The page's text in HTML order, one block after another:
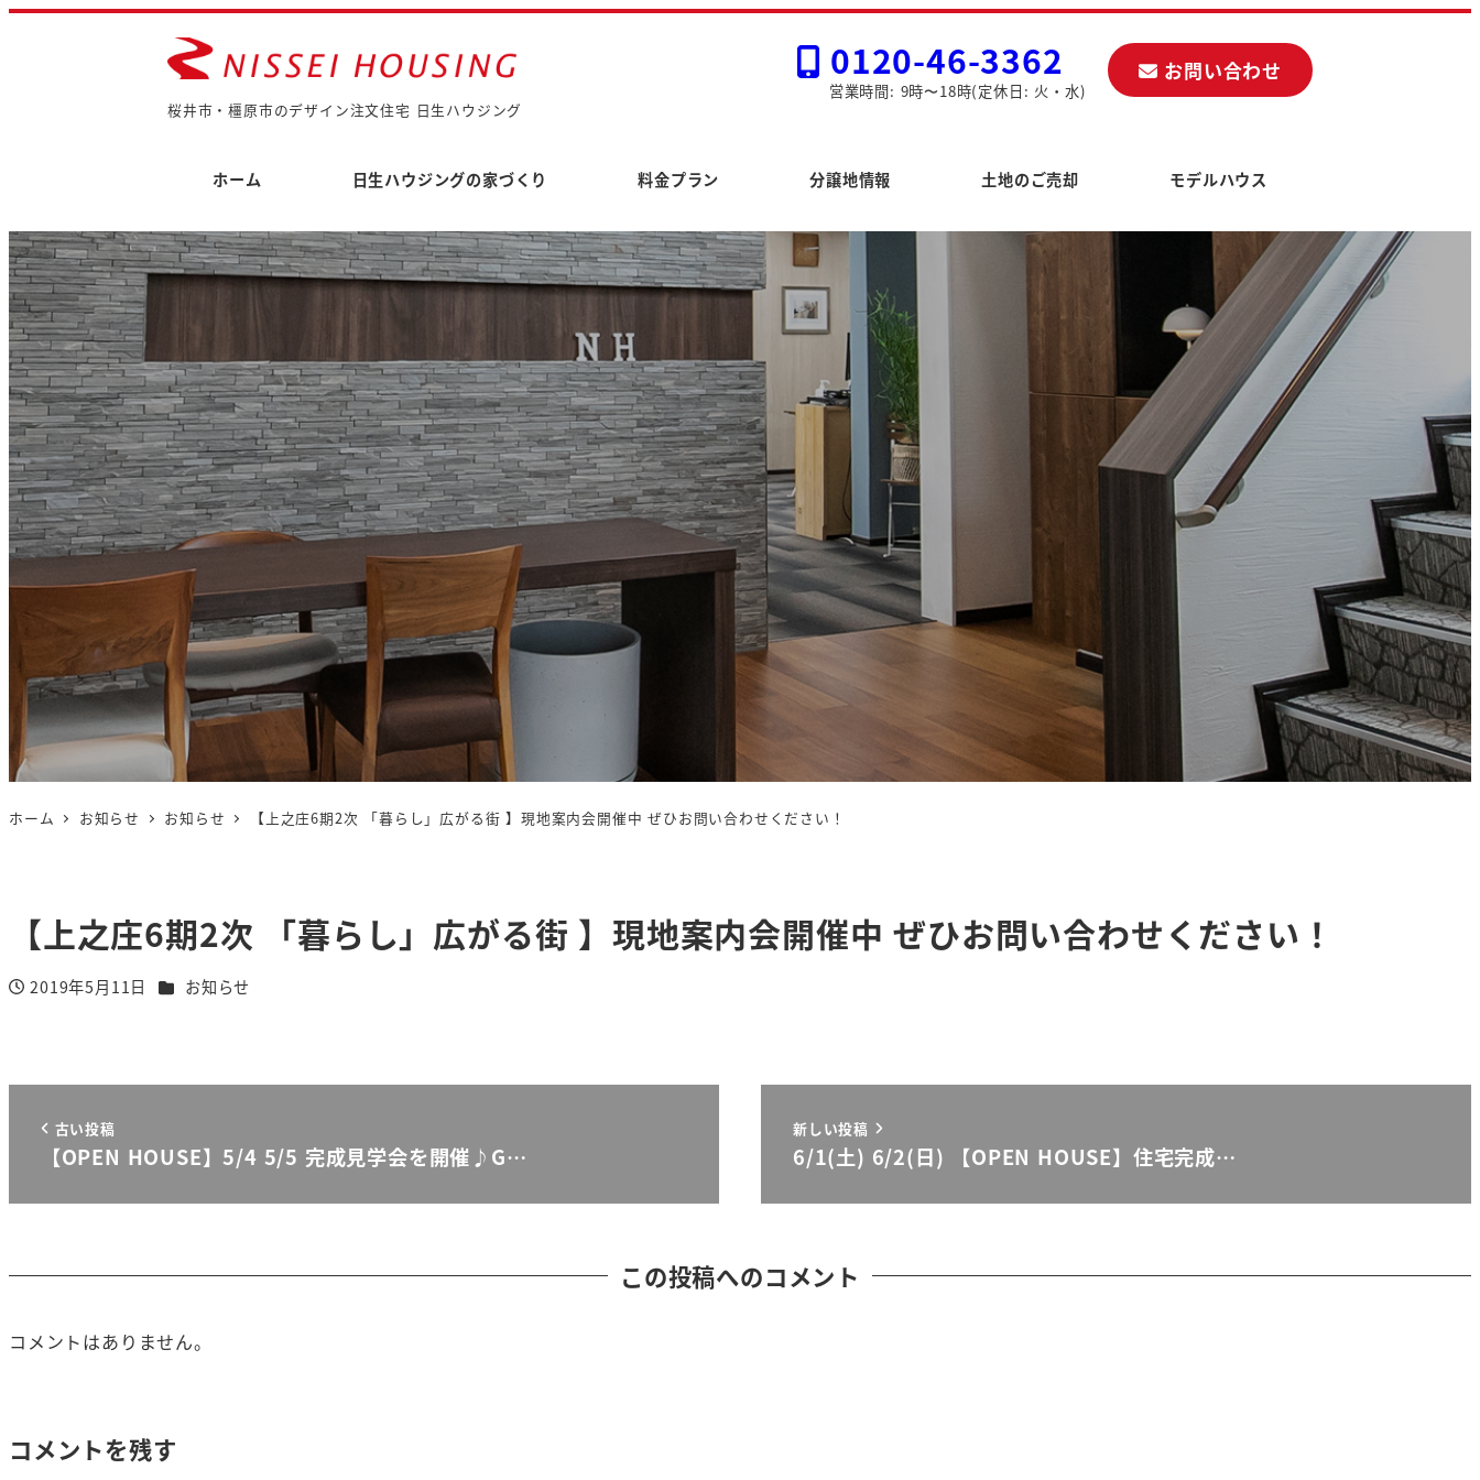
桜井市・橿原市のデザイン注文住宅 日生ハウジング
0120-46-3362
営業時間: 9時〜18時(定休日: 火・水)
お問い合わせ
ホーム 日生ハウジングの家づくり 料金プラン 分譲地情報 土地のご売却 モデルハウス
ホーム お知らせ お知らせ 【上之庄6期2次 「暮らし」広がる街 】現地案内会開催中 ぜひお問い合わせください！
【上之庄6期2次 「暮らし」広がる街 】現地案内会開催中 ぜひお問い合わせください！
投稿日
2019年5月11日 カテゴリー
お知らせ
古い投稿
【OPEN HOUSE】5/4 5/5 完成見学会を開催♪G…
新しい投稿
6/1(土) 6/2(日) 【OPEN HOUSE】住宅完成…
この投稿へのコメント
コメントはありません。
コメントを残す